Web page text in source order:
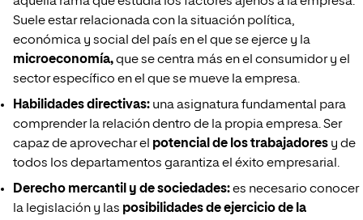
Suele estar relacionada con la situación política,
económica y social del país en el que se ejerce y la
microeconomía,que se centra más en el consumidor y el
sector específico en el que se mueve la empresa.
Habilidades directivas: una asignatura fundamental para
comprender la relación dentro de la propia empresa. Ser
capaz de aprovechar el potencial de los trabajadores y de
todos los departamentos garantiza el éxito empresarial.
Derecho mercantil y de sociedades:es necesario conocer
la legislación y las posibilidades de ejercicio de la